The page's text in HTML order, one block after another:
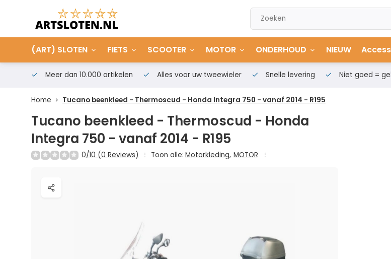
(ART) SLOTEN FIETS SCOOTER MOTOR ONDERHOUD NIEUW
Meer dan 10.000 artikelen Alles voor uw tweewieler Snelle levering Niet goed =
Home Tucano beenkleed - Thermoscud - Honda Integra 750 - vanaf 2014 - R195
Tucano beenkleed - Thermoscud - Honda
Integra 750 - vanaf 2014 - R195
0/10 (0 Reviews) Toon alle: Motorkleding, MOTOR